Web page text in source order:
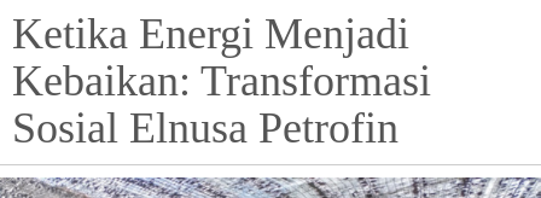
Ketika Energi Menjadi
Kebaikan: Transformasi
Sosial Elnusa Petrofin